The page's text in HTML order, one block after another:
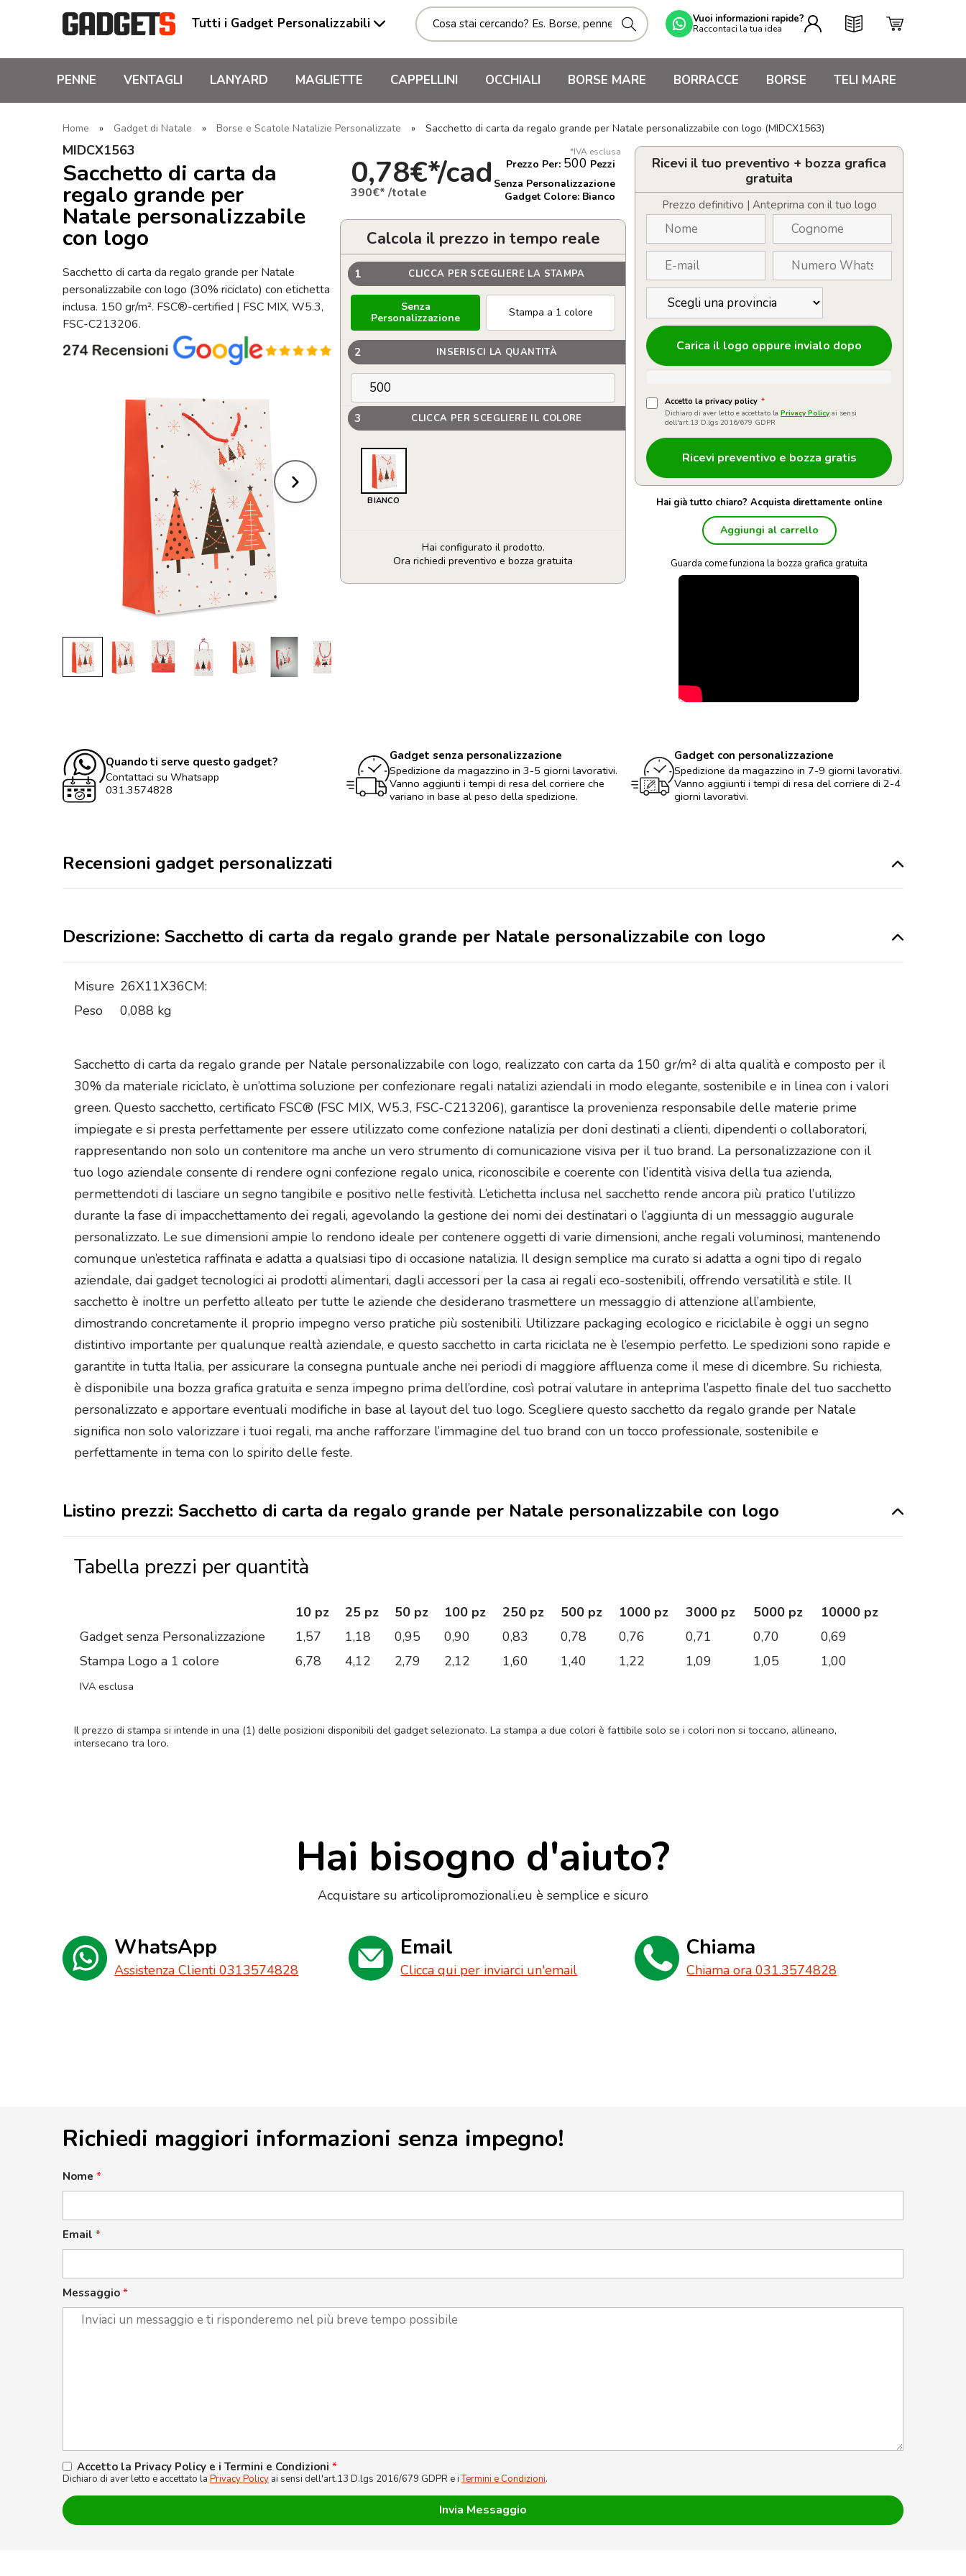
Tutti i Gadget Personalizzabili Vuoi informazioni rapide?
Raccontaci la tua idea
PENNE VENTAGLI LANYARD MAGLIETTE CAPPELLINI OCCHIALI BORSE MARE BORRACCE BORSE TELI MARE
Home » Gadget di Natale » Borse e Scatole Natalizie Personalizzate » Sacchetto di carta da regalo grande per Natale personalizzabile con logo (MIDCX1563)
MIDCX1563
Sacchetto di carta da
regalo grande per
Natale personalizzabile
con logo
Sacchetto di carta da regalo grande per Natale
personalizzabile con logo (30% riciclato) con etichetta
inclusa. 150 gr/m². FSC®-certified | FSC MIX, W5.3,
FSC-C213206.
*IVA esclusa
0,78€*/cad
390€* /totale
Prezzo Per: 500 Pezzi
Senza Personalizzazione
Gadget Colore: Bianco
Calcola il prezzo in tempo reale
1 CLICCA PER SCEGLIERE LA STAMPA
Senza
Personalizzazione
Stampa a 1 colore
2 INSERISCI LA QUANTITÀ
3 CLICCA PER SCEGLIERE IL COLORE
BIANCO
Hai configurato il prodotto.
Ora richiedi preventivo e bozza gratuita
Sacchetto
Ricevi il tuo preventivo + bozza grafica
gratuita
Prezzo definitivo | Anteprima con il tuo logo
Carica il logo oppure invialo dopo
Accetto la privacy policy *
Dichiaro di aver letto e accettato la Privacy Policy ai sensi
dell'art.13 D.lgs 2016/679 GDPR
Hai già tutto chiaro? Acquista direttamente online
Aggiungi al carrello
Guarda come funziona la bozza grafica gratuita
Quando ti serve questo gadget?
Contattaci su Whatsapp
031.3574828
Gadget senza personalizzazione
Spedizione da magazzino in 3-5 giorni lavorativi.
Vanno aggiunti i tempi di resa del corriere che
variano in base al peso della spedizione.
Gadget con personalizzazione
Spedizione da magazzino in 7-9 giorni lavorativi.
Vanno aggiunti i tempi di resa del corriere di 2-4
giorni lavorativi.
Recensioni gadget personalizzati
Descrizione: Sacchetto di carta da regalo grande per Natale personalizzabile con logo
Misure 26X11X36CM:
Peso
0,088 kg
Sacchetto di carta da regalo grande per Natale personalizzabile con logo, realizzato con carta da 150 gr/m² di alta qualità e composto per il
30% da materiale riciclato, è un’ottima soluzione per confezionare regali natalizi aziendali in modo elegante, sostenibile e in linea con i valori
green. Questo sacchetto, certificato FSC® (FSC MIX, W5.3, FSC-C213206), garantisce la provenienza responsabile delle materie prime
impiegate e si presta perfettamente per essere utilizzato come confezione natalizia per doni destinati a clienti, dipendenti o collaboratori,
rappresentando non solo un contenitore ma anche un vero strumento di comunicazione visiva per il tuo brand. La personalizzazione con il
tuo logo aziendale consente di rendere ogni confezione regalo unica, riconoscibile e coerente con l’identità visiva della tua azienda,
permettendoti di lasciare un segno tangibile e positivo nelle festività. L’etichetta inclusa nel sacchetto rende ancora più pratico l’utilizzo
durante la fase di impacchettamento dei regali, agevolando la gestione dei nomi dei destinatari o l’aggiunta di un messaggio augurale
personalizzato. Le sue dimensioni ampie lo rendono ideale per contenere oggetti di varie dimensioni, anche regali voluminosi, mantenendo
comunque un’estetica raffinata e adatta a qualsiasi tipo di occasione natalizia. Il design semplice ma curato si adatta a ogni tipo di regalo
aziendale, dai gadget tecnologici ai prodotti alimentari, dagli accessori per la casa ai regali eco-sostenibili, offrendo versatilità e stile. Il
sacchetto è inoltre un perfetto alleato per tutte le aziende che desiderano trasmettere un messaggio di attenzione all’ambiente,
dimostrando concretamente il proprio impegno verso pratiche più sostenibili. Utilizzare packaging ecologico e riciclabile è oggi un segno
distintivo importante per qualunque realtà aziendale, e questo sacchetto in carta riciclata ne è l’esempio perfetto. Le spedizioni sono rapide e
garantite in tutta Italia, per assicurare la consegna puntuale anche nei periodi di maggiore affluenza come il mese di dicembre. Su richiesta,
è disponibile una bozza grafica gratuita e senza impegno prima dell’ordine, così potrai valutare in anteprima l’aspetto finale del tuo sacchetto
personalizzato e apportare eventuali modifiche in base al layout del tuo logo. Scegliere questo sacchetto da regalo grande per Natale
significa non solo valorizzare i tuoi regali, ma anche rafforzare l’immagine del tuo brand con un tocco professionale, sostenibile e
perfettamente in tema con lo spirito delle feste.
Listino prezzi: Sacchetto di carta da regalo grande per Natale personalizzabile con logo
Tabella prezzi per quantità
10 pz 25 pz 50 pz 100 pz 250 pz 500 pz 1000 pz 3000 pz 5000 pz
10000 pz
Gadget senza Personalizzazione
1,57 1,18 0,95 0,90 0,83 0,78 0,76 0,71 0,70
0,69
Stampa Logo a 1 colore
6,78 4,12 2,79 2,12 1,60 1,40 1,22 1,09 1,05 1,00
IVA esclusa
Il prezzo di stampa si intende in una (1) delle posizioni disponibili del gadget selezionato. La stampa a due colori è fattibile solo se i colori non si toccano, allineano,
intersecano tra loro.
Hai bisogno d'aiuto?
Acquistare su articolipromozionali.eu è semplice e sicuro
WhatsApp
Assistenza Clienti 0313574828
Email
Clicca qui per inviarci un'email
Chiama
Chiama ora 031.3574828
Richiedi maggiori informazioni senza impegno!
Nome *
Email *
Messaggio *
Accetto la Privacy Policy e i Termini e Condizioni *
Dichiaro di aver letto e accettato la Privacy Policy ai sensi dell'art.13 D.lgs 2016/679 GDPR e iTermini e Condizioni.